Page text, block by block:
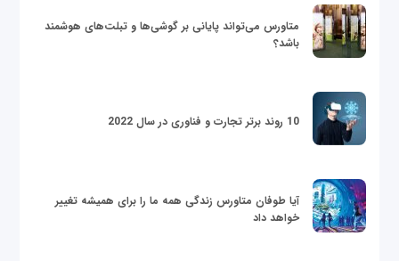
متاورس می‌تواند پایانی بر گوشی‌ها و تبلت‌های هوشمند
باشد؟
10 روند برتر تجارت و فناوری در سال 2022
آیا طوفان متاورس زندگی همه ما را برای همیشه تغییر
خواهد داد